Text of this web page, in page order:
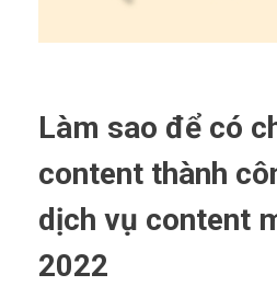
Làm sao để có
content thành
dịch vụ content
2022